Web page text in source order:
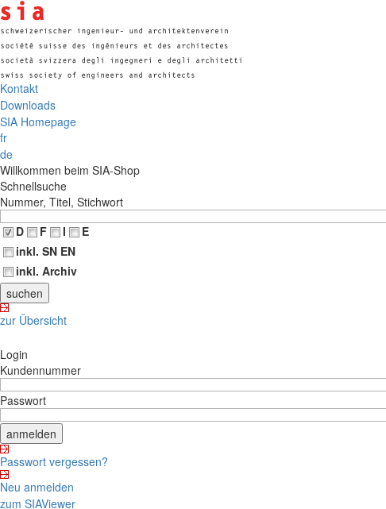
Kontakt
Downloads
SIA Homepage
fr
de
Willkommen beim SIA-Shop
Schnellsuche
Nummer, Titel, Stichwort
D
F I
E
inkl. SN EN
inkl. Archiv
zur Übersicht
Login
Kundennummer
Passwort
Passwort vergessen?
Neu anmelden
zum SIAViewer